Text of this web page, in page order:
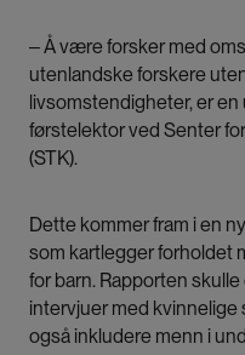
‒ Å være forsker med
utenlandske forskere
livsomstendigheter, er en
førstelektor ved Senter
(STK).
Dette kommer fram i en
som kartlegger forholdet
for barn. Rapporten
intervjuer med kvinnelige
også inkludere menn i